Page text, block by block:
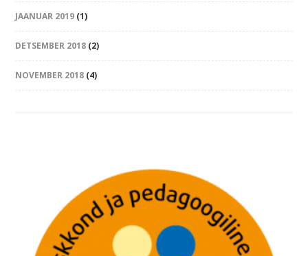
JAANUAR 2019 (1)
DETSEMBER 2018 (2)
NOVEMBER 2018 (4)